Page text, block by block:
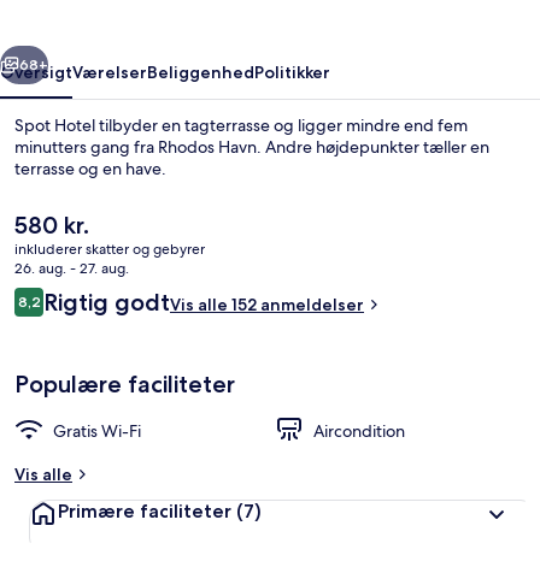
Næste
68+
OversigtVærelserBeliggenhedPolitikker
Spot Hotel tilbyder en tagterrasse og ligger mindre end fem
minutters gang fra Rhodos Havn. Andre højdepunkter tæller en
terrasse og en have.
Den
nuværende
pris
er
580 kr.
580 kr.
inkluderer skatter og gebyrer
26. aug. - 27. aug.
Anmeldelser
8,28,2 ud af 10.
Rigtig godtVis alle 152 anmeldelser
Populære faciliteter
Gratis Wi-Fi
Aircondition
Vis alle
Primære faciliteter (7)